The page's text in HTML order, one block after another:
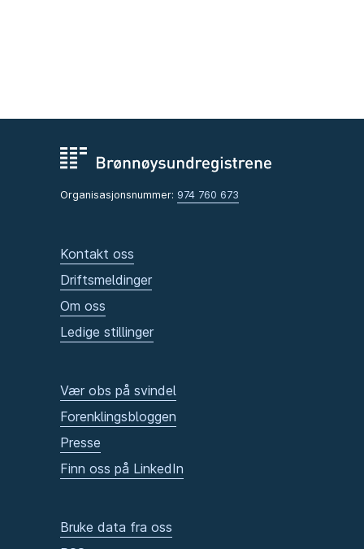
Organisasjonsnummer: 974 760 673
Kontakt oss
Driftsmeldinger
Om oss
Ledige stillinger
Vær obs på svindel
Forenklingsbloggen
Presse
Finn oss på LinkedIn
Bruke data fra oss